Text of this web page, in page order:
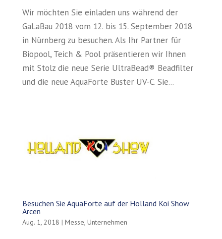
Wir möchten Sie einladen uns während der
GaLaBau 2018 vom 12. bis 15. September 2018
in Nürnberg zu besuchen. Als Ihr Partner für
Biopool, Teich & Pool präsentieren wir Ihnen
mit Stolz die neue Serie UltraBead® Beadfilter
und die neue AquaForte Buster UV-C. Sie...
Besuchen Sie AquaForte auf der Holland Koi Show
Arcen
Aug. 1, 2018 | Messe, Unternehmen